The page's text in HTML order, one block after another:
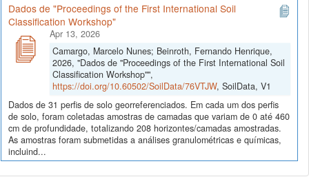
Dados de "Proceedings of the First International Soil
Classification Workshop"
Apr 13, 2026
Camargo, Marcelo Nunes; Beinroth, Fernando Henrique,
2026, "Dados de "Proceedings of the First International Soil
Classification Workshop"",
https://doi.org/10.60502/SoilData/76VTJW, SoilData, V1
Dados de 31 perfis de solo georreferenciados. Em cada um dos perfis
de solo, foram coletadas amostras de camadas que variam de 0 até 460
cm de profundidade, totalizando 208 horizontes/camadas amostradas.
As amostras foram submetidas a análises granulométricas e químicas,
incluind...